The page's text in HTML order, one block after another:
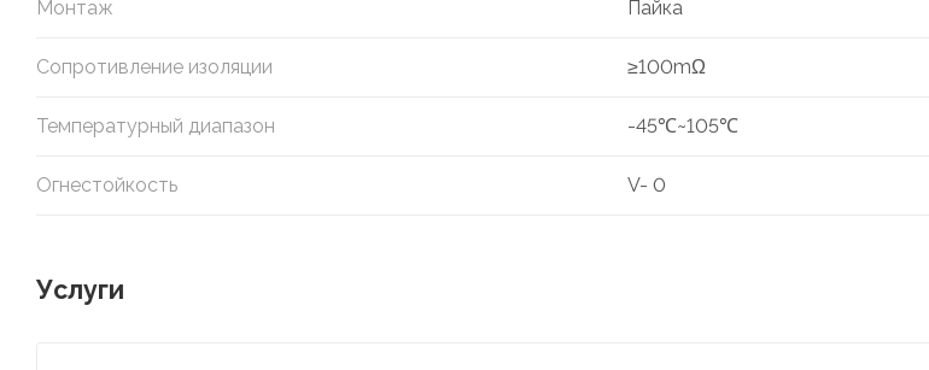
Монтаж Пайка
Сопротивление изоляции ≥100mΩ
Температурный диапазон -45℃~105℃
Огнестойкость V- 0
Услуги